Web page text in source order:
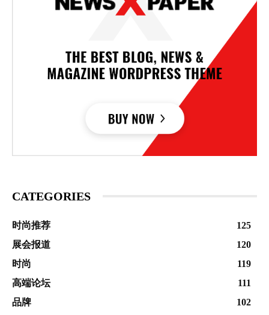
CATEGORIES
时尚推荐
125
展会报道
120
时尚
119
高端论坛
111
品牌
102